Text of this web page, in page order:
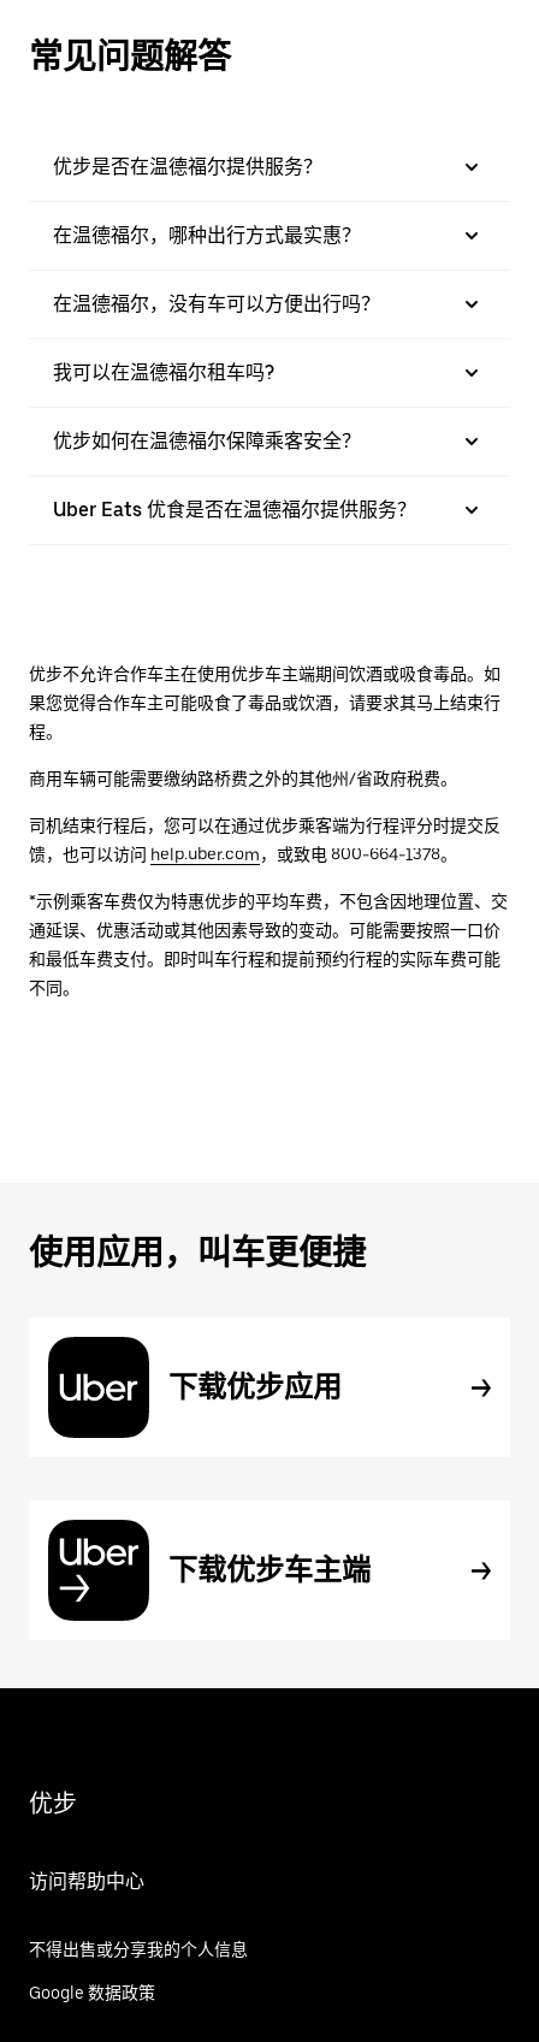
常见问题解答
优步是否在温德福尔提供服务？
在温德福尔，哪种出行方式最实惠？
在温德福尔，没有车可以方便出行吗？
我可以在温德福尔租车吗?
优步如何在温德福尔保障乘客安全？
Uber Eats 优食是否在温德福尔提供服务？
优步不允许合作车主在使用优步车主端期间饮酒或吸食毒品。如
果您觉得合作车主可能吸食了毒品或饮酒，请要求其马上结束行
程。
商用车辆可能需要缴纳路桥费之外的其他州/省政府税费。
司机结束行程后，您可以在通过优步乘客端为行程评分时提交反
馈，也可以访问 help.uber.com，或致电 800-664-1378。
*示例乘客车费仅为特惠优步的平均车费，不包含因地理位置、交
通延误、优惠活动或其他因素导致的变动。可能需要按照一口价
和最低车费支付。即时叫车行程和提前预约行程的实际车费可能
不同。
使用应用，叫车更便捷
下载优步应用
下载优步车主端
优步
访问帮助中心
不得出售或分享我的个人信息
Google 数据政策